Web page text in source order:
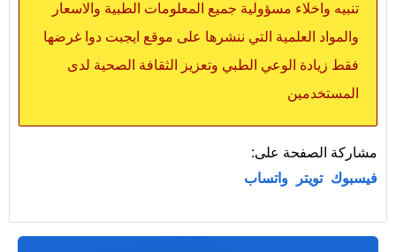
تنبيه واخلاء مسؤولية جميع المعلومات الطبية والاسعار
والمواد العلمية التي ننشرها على موقع ايجبت دوا غرضها
فقط زيادة الوعي الطبي وتعزيز الثقافة الصحية لدى
المستخدمين
مشاركة الصفحة على:
فيسبوك تويتر واتساب